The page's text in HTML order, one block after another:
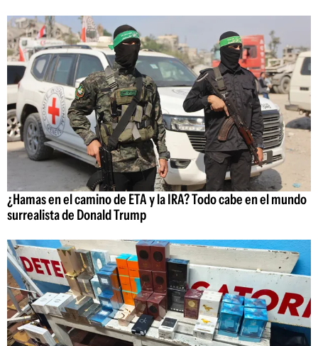
¿Hamas en el camino de ETA y la IRA? Todo cabe en el mundo
surrealista de Donald Trump